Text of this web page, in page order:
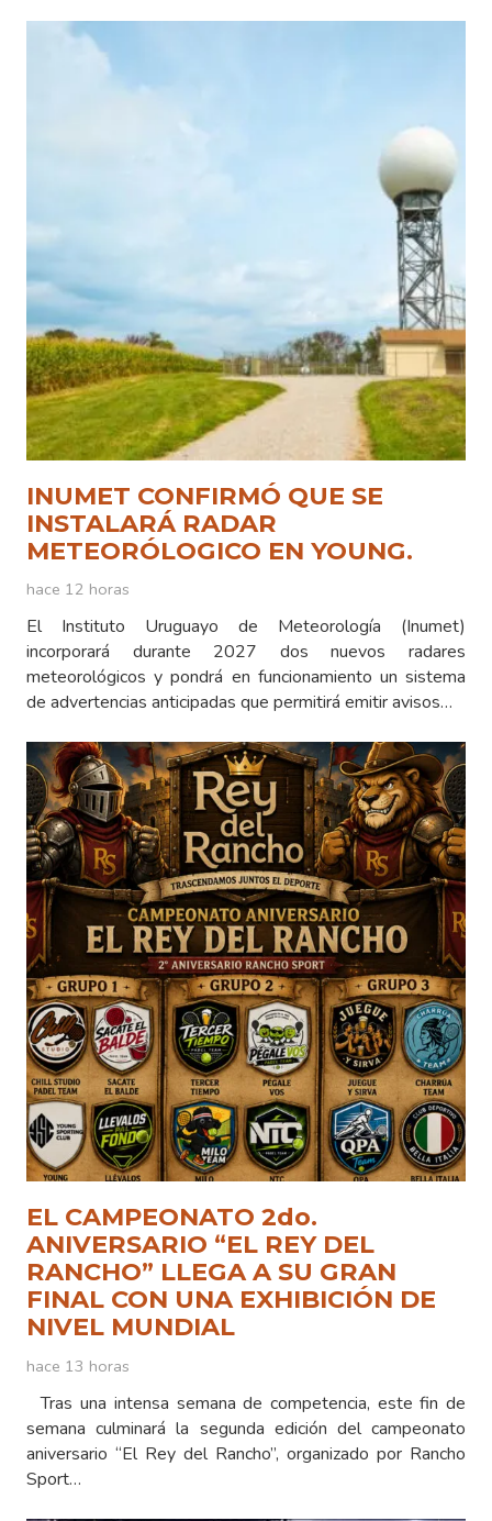
INUMET CONFIRMÓ QUE SE
INSTALARÁ RADAR
METEORÓLOGICO EN YOUNG.
hace 12 horas
El Instituto Uruguayo de Meteorología (Inumet)
incorporará durante 2027 dos nuevos radares
meteorológicos y pondrá en funcionamiento un sistema
de advertencias anticipadas que permitirá emitir avisos…
EL CAMPEONATO 2do.
ANIVERSARIO “EL REY DEL
RANCHO” LLEGA A SU GRAN
FINAL CON UNA EXHIBICIÓN DE
NIVEL MUNDIAL
hace 13 horas
Tras una intensa semana de competencia, este fin de
semana culminará la segunda edición del campeonato
aniversario “El Rey del Rancho”, organizado por Rancho
Sport…